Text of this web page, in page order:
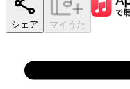
シェア マイうた